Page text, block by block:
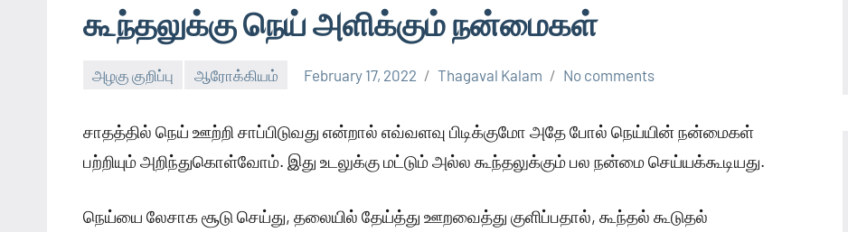
கூந்தலுக்கு நெய் அளிக்கும் நன்மைகள்
அழகு குறிப்பு ஆரோக்கியம் February 17, 2022 Thagaval Kalam No comments
சாதத்தில் நெய் ஊற்றி சாப்பிடுவது என்றால் எவ்வளவு பிடிக்குமோ அதே போல் நெய்யின் நன்மைகள்
பற்றியும் அறிந்துகொள்வோம். இது உடலுக்கு மட்டும் அல்ல கூந்தலுக்கும் பல நன்மை செய்யக்கூடியது.
நெய்யை லேசாக சூடு செய்து, தலையில் தேய்த்து ஊறவைத்து குளிப்பதால், கூந்தல் கூடுதல்